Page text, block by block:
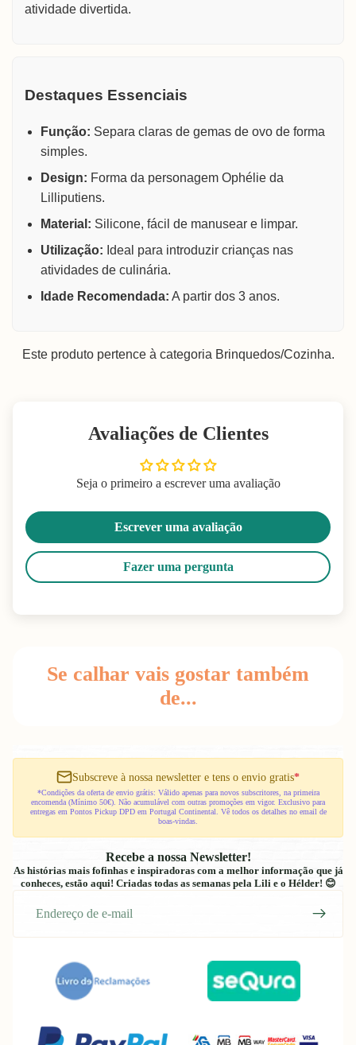
atividade divertida.
Destaques Essenciais
Função: Separa claras de gemas de ovo de forma
simples.
Design: Forma da personagem Ophélie da
Lilliputiens.
Material: Silicone, fácil de manusear e limpar.
Utilização: Ideal para introduzir crianças nas
atividades de culinária.
Idade Recomendada: A partir dos 3 anos.
Este produto pertence à categoria Brinquedos/Cozinha.
Avaliações de Clientes
Seja o primeiro a escrever uma avaliação
Escrever uma avaliação
Fazer uma pergunta
Se calhar vais gostar também
de...
Subscreve à nossa newsletter e tens o envio gratis*
*Condições da oferta de envio grátis: Válido apenas para novos subscritores, na primeira
encomenda (Mínimo 50€). Não acumulável com outras promoções em vigor. Exclusivo para
entregas em Pontos Pickup DPD em Portugal Continental. Vê todos os detalhes no email de
boas-vindas.
Recebe a nossa Newsletter!
As histórias mais fofinhas e inspiradoras com a melhor informação que já
conheces, estão aqui! Criadas todas as semanas pela Lili e o Hélder! 😊